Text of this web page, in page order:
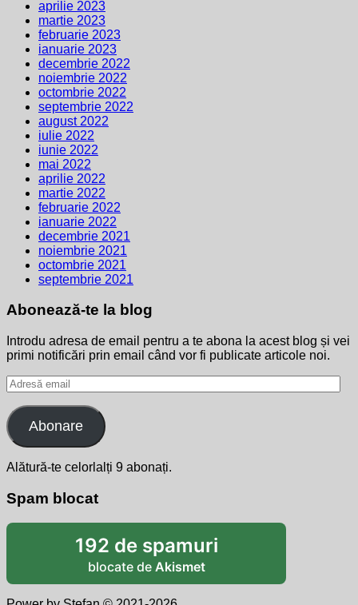
aprilie 2023
martie 2023
februarie 2023
ianuarie 2023
decembrie 2022
noiembrie 2022
octombrie 2022
septembrie 2022
august 2022
iulie 2022
iunie 2022
mai 2022
aprilie 2022
martie 2022
februarie 2022
ianuarie 2022
decembrie 2021
noiembrie 2021
octombrie 2021
septembrie 2021
Abonează-te la blog
Introdu adresa de email pentru a te abona la acest blog și vei
primi notificări prin email când vor fi publicate articole noi.
Adresă
email
Abonare
Alătură-te celorlalți 9 abonați.
Spam blocat
192 de spamuri
blocate de Akismet